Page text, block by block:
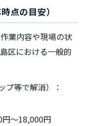
点の目安）
業内容や現場の状
区における一般的
プ等で解消）：
～18,000円